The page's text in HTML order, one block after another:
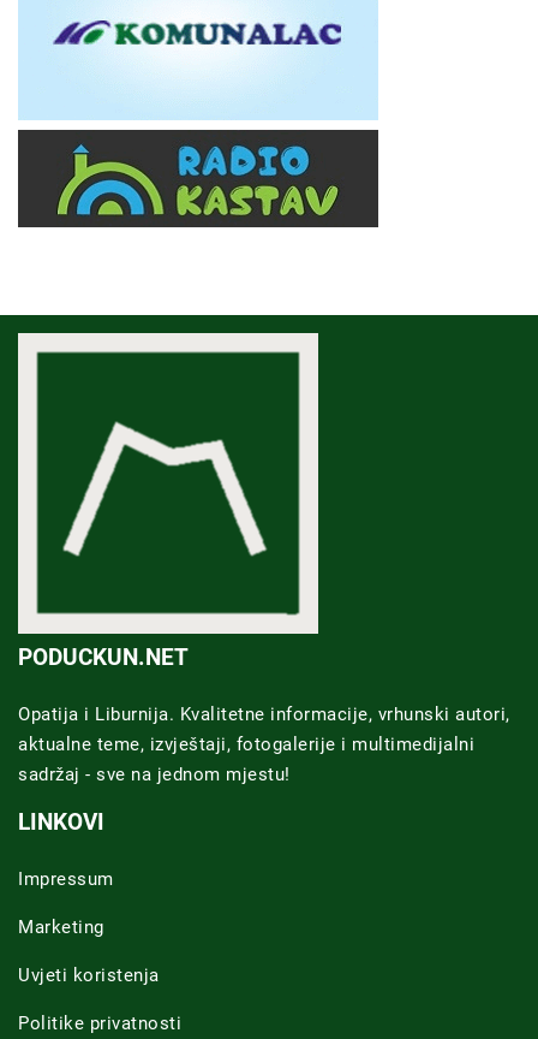
PODUCKUN.NET
Opatija i Liburnija. Kvalitetne informacije, vrhunski autori,
aktualne teme, izvještaji, fotogalerije i multimedijalni
sadržaj - sve na jednom mjestu!
LINKOVI
Impressum
Marketing
Uvjeti koristenja
Politike privatnosti